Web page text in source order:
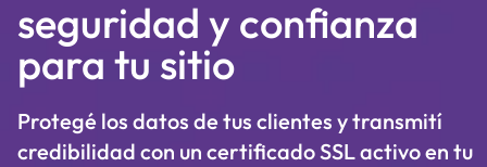
seguridad y confianza
para tu sitio
Protegé los datos de tus clientes y transmití
credibilidad con un certificado SSL activo en tu